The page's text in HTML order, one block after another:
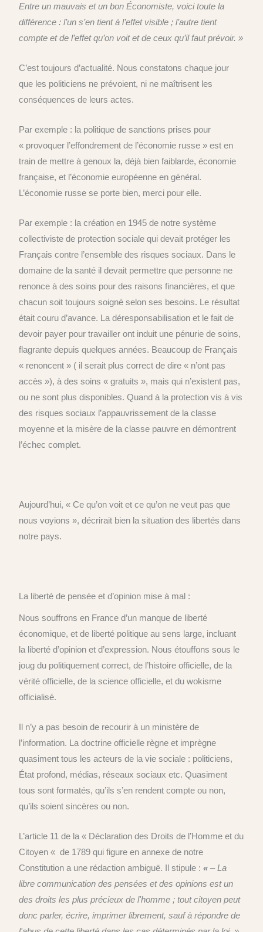
Entre un mauvais et un bon Économiste, voici toute la
différence : l’un s’en tient à l’effet visible ; l’autre tient
compte et de l’effet qu’on voitet de ceux qu’il fautprévoir. »
C’est toujours d’actualité. Nous constatons chaque jour
que les politiciens ne prévoient, ni ne maîtrisent les
conséquences de leurs actes.
Par exemple : la politique de sanctions prises pour
« provoquer l’effondrement de l’économie russe » est en
train de mettre à genoux la, déjà bien faiblarde, économie
française, et l’économie européenne en général.
L’économie russe se porte bien, merci pour elle.
Par exemple : la création en 1945 de notre système
collectiviste de protection sociale qui devait protéger les
Français contre l’ensemble des risques sociaux. Dans le
domaine de la santé il devait permettre que personne ne
renonce à des soins pour des raisons financières, et que
chacun soit toujours soigné selon ses besoins. Le résultat
était couru d’avance. La déresponsabilisation et le fait de
devoir payer pour travailler ont induit une pénurie de soins,
flagrante depuis quelques années. Beaucoup de Français
« renoncent » ( il serait plus correct de dire « n’ont pas
accès »), à des soins « gratuits », mais qui n’existent pas,
ou ne sont plus disponibles. Quand à la protection vis à vis
des risques sociaux l’appauvrissement de la classe
moyenne et la misère de la classe pauvre en démontrent
l’échec complet.
Aujourd’hui,« Ce qu’on voit et ce qu’on neveut pas que
nous voyions »,décrirait bien la situation des libertés dans
notre pays.
La liberté de pensée et d’opinion mise à mal :
Nous souffronsen Franced’un manque de liberté
économique, etde liberté politique au sens large, incluant
la liberté d’opinion et d’expression. Nous étouffons sous le
joug du politiquement correct,de l’histoire officielle, de la
vérité officielle,de la science officielle,et du wokisme
officialisé.
Il n’y a pas besoin de recourir à un ministère de
l’information. La doctrine officielle règne et imprègne
quasimenttous les acteurs de la vie sociale : politiciens,
État profond, médias, réseaux sociaux etc.Quasiment
tous sont formatés, qu’ils s’en rendent compte ou non,
qu’ils soient sincères ou non.
L ’article 11 de la « Déclaration des Droits de l’Homme et du
Citoyen « de 1789 qui figure en annexe de notre
Constitutiona une rédaction ambiguë. Il stipule : «– La
libre communication des pensées et des opinions est un
des droits les plus précieux de l'homme ; tout citoyen peut
donc parler, écrire, imprimer librement, sauf à répondre de